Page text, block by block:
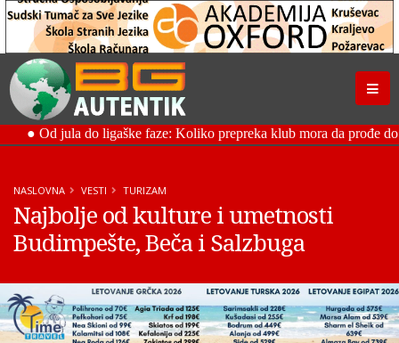
NASLOVNA VESTI TURIZAM
Najbolje od kulture i umetnosti
Budimpešte, Beča i Salzbuga